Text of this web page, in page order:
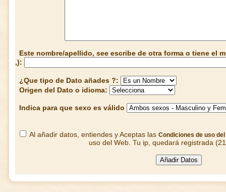
Este nombre/apellido, see escribe de otra forma o tiene el
,):
¿Que tipo de Dato añades ?:
Origen del Dato o idioma:
Indica para que sexo es válido
Al añadir datos, entiendes y Aceptas las Condiciones de uso del
uso del Web. Tu ip, quedará registrada